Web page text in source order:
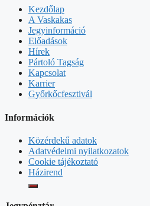
Kezdőlap
A Vaskakas
Jegyinformáció
Előadások
Hírek
Pártoló Tagság
Kapcsolat
Karrier
Győrkőcfesztivál
Információk
Közérdekű adatok
Adatvédelmi nyilatkozatok
Cookie tájékoztató
Házirend